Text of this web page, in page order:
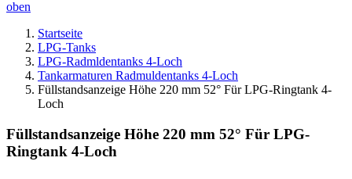
oben
Startseite
LPG-Tanks
LPG-Radmldentanks 4-Loch
Tankarmaturen Radmuldentanks 4-Loch
Füllstandsanzeige Höhe 220 mm 52° Für LPG-Ringtank 4-
Loch
Füllstandsanzeige Höhe 220 mm 52° Für LPG-
Ringtank 4-Loch